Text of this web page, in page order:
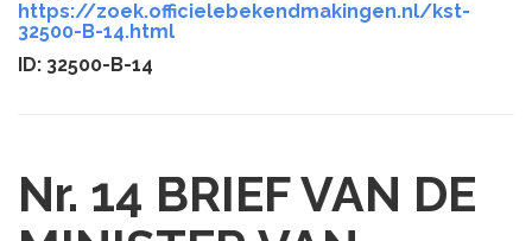
https://zoek.officielebekendmakingen.nl/kst-
32500-B-14.html
ID: 32500-B-14
Nr. 14 BRIEF VAN DE